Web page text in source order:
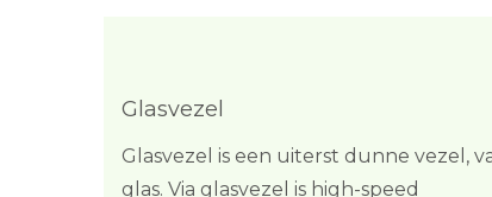
Glasvezel
Glasvezel is een uiterst dunne vezel,
glas. Via glasvezel is high-speed